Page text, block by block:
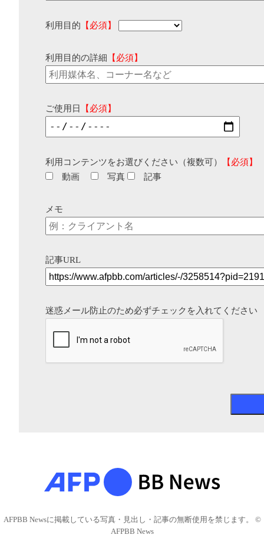
利用目的 【必須】
利用目的の詳細 【必須】
ご使用日 【必須】
利用コンテンツをお選びください（複数可）
【必須】
動画
写真 記事
メモ
記事URL
迷惑メール防止のため必ずチェックを入れてください
AFPBB Newsに掲載している写真・見出し・記事の無断使用を禁じます。 ©
AFPBB News